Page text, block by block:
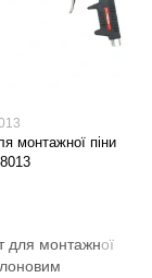
монтажної піни